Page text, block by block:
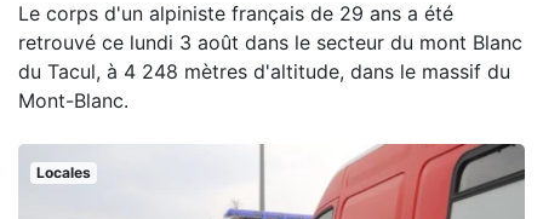
Le corps d'un alpiniste français de 29 ans a été
retrouvé ce lundi 3 août dans le secteur du mont Blanc
du Tacul, à 4 248 mètres d'altitude, dans le massif du
Mont-Blanc.
Locales